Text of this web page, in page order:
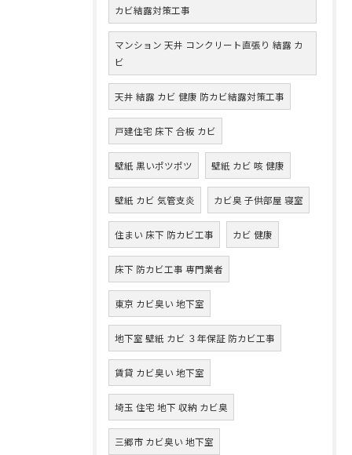
カビ結露対策工事
マンション 天井 コンクリート直張り 結露 カ
ビ
天井 結露 カビ 健康 防カビ結露対策工事
戸建住宅 床下 合板 カビ
壁紙 黒いポツポツ 壁紙 カビ 咳 健康
壁紙 カビ 気管支炎 カビ臭 子供部屋 寝室
住まい 床下 防カビ工事 カビ 健康
床下 防カビ工事 専門業者
東京 カビ臭い 地下室
地下室 壁紙 カビ ３年保証 防カビ工事
賃貸 カビ臭い 地下室
埼玉 住宅 地下 収納 カビ臭
三郷市 カビ臭い 地下室